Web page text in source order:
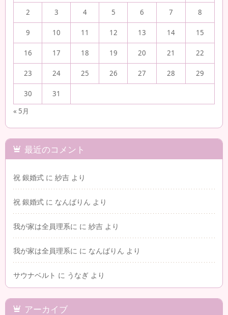
« 5月
2 3 4 5 6 7 8
9 10 11 12 13 14 15
16 17 18 19 20 21 22
23 24 25 26 27 28 29
30 31
最近のコメント
祝 銀婚式 に 紗吉 より
祝 銀婚式 に なんばりん より
我が家は全員理系に に 紗吉 より
我が家は全員理系に に なんばりん より
サウナベルト に うなぎ より
アーカイブ